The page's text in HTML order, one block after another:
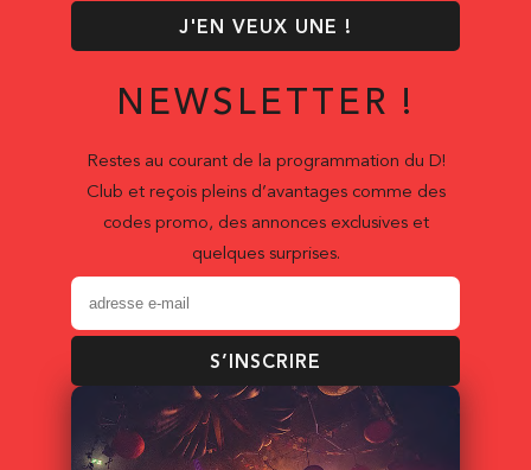
J'EN VEUX UNE !
NEWSLETTER !
Restes au courant de la programmation du D!
Club et reçois pleins d’avantages comme des
codes promo, des annonces exclusives et
quelques surprises.
S’INSCRIRE